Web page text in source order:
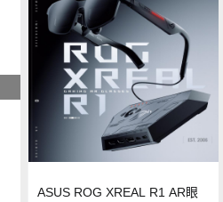
ASUS ROG XREAL R1 AR眼